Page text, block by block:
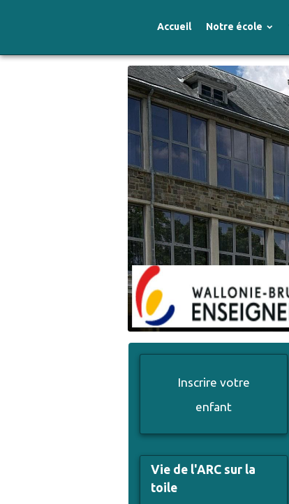
Accueil Notre école
Inscrire votre
enfant
Vie de l'ARC sur la
toile